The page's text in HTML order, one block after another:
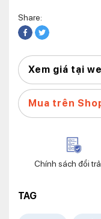
Share:
Xem giá tại
Mua trên
Chính sách đổi trả
TAG